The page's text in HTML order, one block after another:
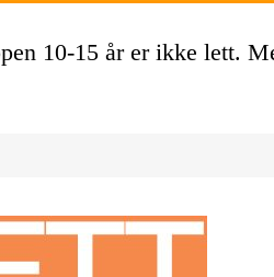
10-15 år er ikke lett.